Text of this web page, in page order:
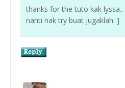
thanks for the tuto kak lyssa..
nanti nak try buat jugaklah :]